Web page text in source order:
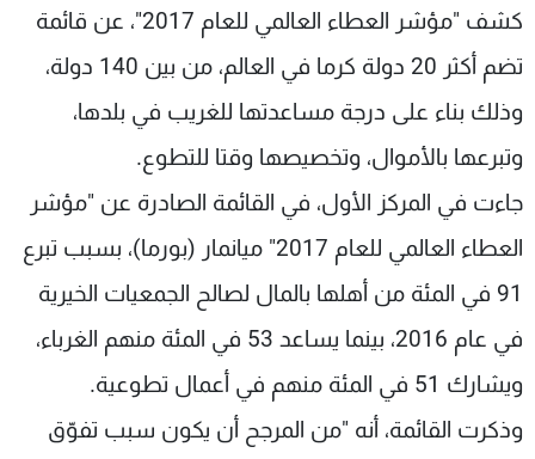
كشف "مؤشر العطاء العالمي للعام 2017"، عن قائمة
تضم أكثر 20 دولة كرما في العالم، من بين 140 دولة،
وذلك بناء على درجة مساعدتها للغريب في بلدها،
وتبرعها بالأموال، وتخصيصها وقتا للتطوع.
جاءت في المركز الأول، في القائمة الصادرة عن "مؤشر
العطاء العالمي للعام 2017" ميانمار (بورما)، بسبب تبرع
91 في المئة من أهلها بالمال لصالح الجمعيات الخيرية
في عام 2016، بينما يساعد 53 في المئة منهم الغرباء،
ويشارك 51 في المئة منهم في أعمال تطوعية.
وذكرت القائمة، أنه "من المرجح أن يكون سبب تفوّق
شاهد البرامج
الترددات
عن MTV
الإنـتـاج
لاعلاناتكم
وظائف
تواصل معنا
شروط الإسـتخدام
سياسة الخصوصية